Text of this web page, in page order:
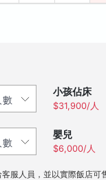
小孩佔床
$31,900/人
嬰兒
$6,000/人
服人員，並以實際飯店可